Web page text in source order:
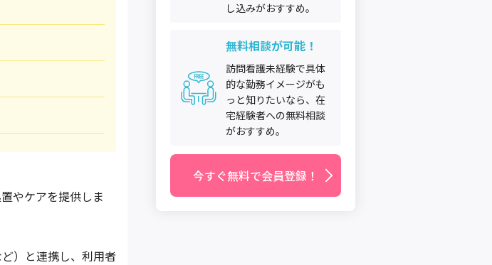
やケアを提供しま
）と連携し、利用者
し込みがおすすめ。
無料相談が可能！
訪問看護未経験で具体
的な勤務イメージがも
っと知りたいなら、在
宅経験者への無料相談
がおすすめ。
今すぐ無料で会員登録！